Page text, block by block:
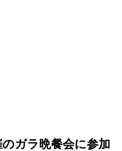
ガラ晩餐会に参加